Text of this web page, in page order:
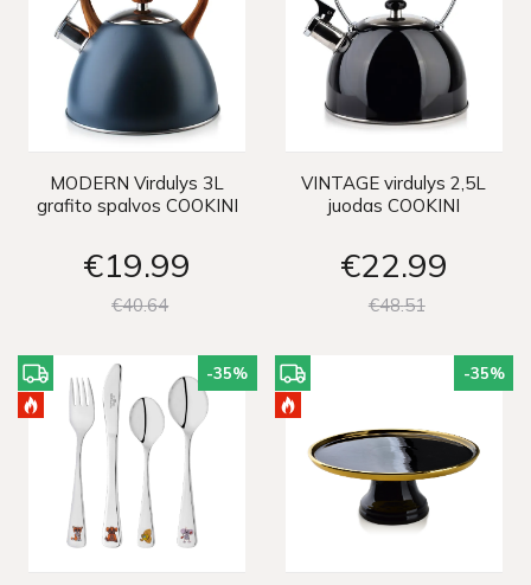
MODERN Virdulys 3L
grafito spalvos COOKINI
€19 99
€4064
VINTAGE virdulys 2,5L
juodas COOKINI
€22 99
€4851
-35% -35%